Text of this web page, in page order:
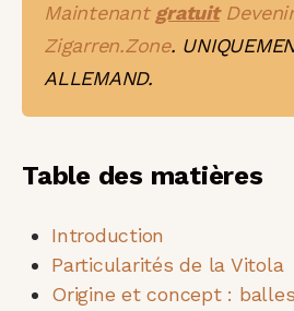
Maintenant gratuit
Zigarren.Zone.
ALLEMAND.
Table des matières
Introduction
Particularités de la Vitola
Origine et concept :